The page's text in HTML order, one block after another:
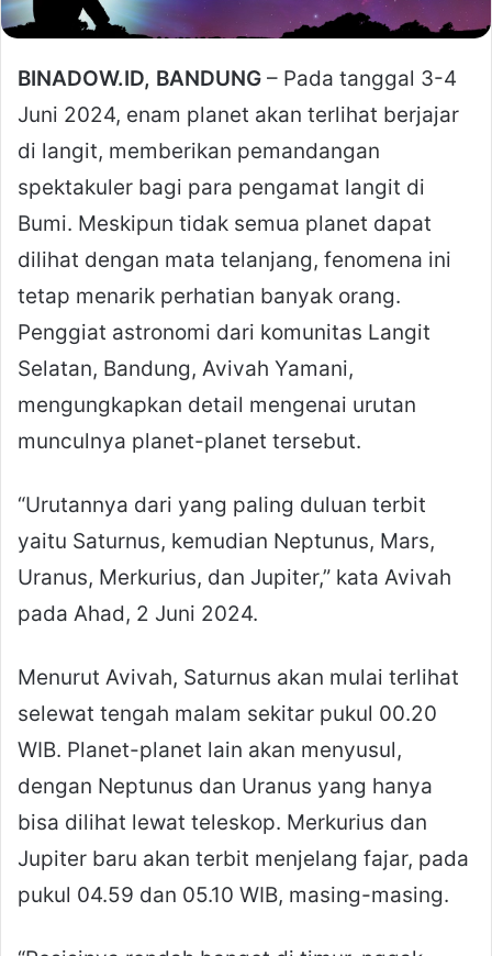
BINADOW.ID, BANDUNG – Pada tanggal 3-4
Juni 2024, enam planet akan terlihat berjajar
di langit, memberikan pemandangan
spektakuler bagi para pengamat langit di
Bumi. Meskipun tidak semua planet dapat
dilihat dengan mata telanjang, fenomena ini
tetap menarik perhatian banyak orang.
Penggiat astronomi dari komunitas Langit
Selatan, Bandung, Avivah Yamani,
mengungkapkan detail mengenai urutan
munculnya planet-planet tersebut.
“Urutannya dari yang paling duluan terbit
yaitu Saturnus, kemudian Neptunus, Mars,
Uranus, Merkurius, dan Jupiter,” kata Avivah
pada Ahad, 2 Juni 2024.
Menurut Avivah, Saturnus akan mulai terlihat
selewat tengah malam sekitar pukul 00.20
WIB. Planet-planet lain akan menyusul,
dengan Neptunus dan Uranus yang hanya
bisa dilihat lewat teleskop. Merkurius dan
Jupiter baru akan terbit menjelang fajar, pada
pukul 04.59 dan 05.10 WIB, masing-masing.